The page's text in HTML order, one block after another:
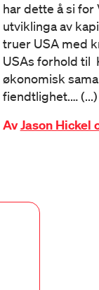
har dette å si for
utviklinga av
truer USA med
USAs forhold til
økonomisk
fiendtlighet.… (...)
AvJason Hickel